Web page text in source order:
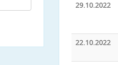
29.10.2022
22.10.2022